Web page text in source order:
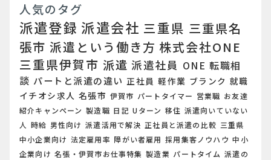
人気のタグ
派遣登録 派遣会社 三重県 三重県名
張市 派遣という働き方 株式会社ONE
三重県伊賀市 派遣 派遣社員 ONE 転職相
談 パートと派遣の違い 正社員 軽作業 ブランク 就職
イチオシ求人 名張市 伊賀市 パートタイマー 営業職 お友達
紹介キャンペーン 製造職 日記 Uターン 移住 派遣向いていない
人 時給 男性向け 派遣活用で解決 正社員と派遣の比較 三重県
中小企業向け 法定雇用率 障がい者雇用 採用集客ノウハウ 中小
企業向け 名張・伊賀市お仕事特集 製造業 パートタイム 派遣の